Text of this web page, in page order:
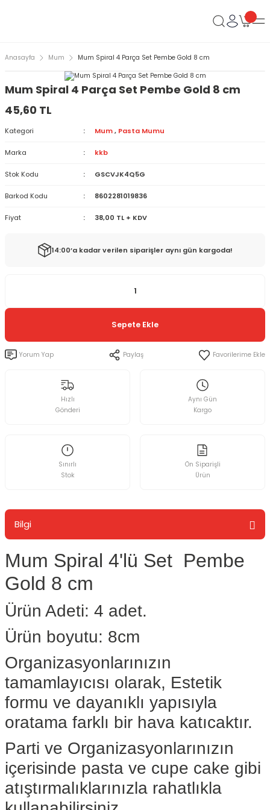
Anasayfa Mum Mum Spiral 4 Parça Set Pembe Gold 8 cm
Mum Spiral 4 Parça Set Pembe Gold 8 cm
45,60 TL
Kategori Mum , Pasta Mumu
Marka kkb
Stok Kodu GSCVJK4Q5G
Barkod Kodu 8602281019836
Fiyat 38,00 TL + KDV
14:00’a kadar verilen siparişler aynı gün kargoda!
Sepete Ekle
Yorum Yap Paylaş
Hızlı
Gönderi
Aynı Gün
Kargo
Sınırlı
Stok
Ön Siparişli
Ürün
Bilgi
Mum Spiral 4'lü Set Pembe
Gold 8 cm
Ürün Adeti: 4 adet.
Ürün boyutu: 8cm
Organizasyonlarınızın
tamamlayıcısı olarak, Estetik
formu ve dayanıklı yapısıyla
oratama farklı bir hava katıcaktır.
Parti ve Organizasyonlarınızın
içerisinde pasta ve cupe cake gibi
atıştırmalıklarınızla rahatlıkla